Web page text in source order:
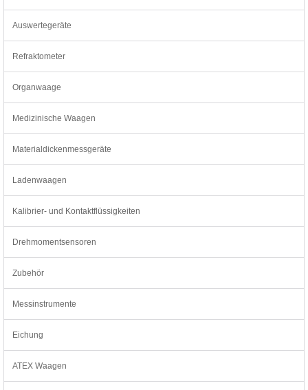
Auswertegeräte
Refraktometer
Organwaage
Medizinische Waagen
Materialdickenmessgeräte
Ladenwaagen
Kalibrier- und Kontaktflüssigkeiten
Drehmomentsensoren
Zubehör
Messinstrumente
Eichung
ATEX Waagen